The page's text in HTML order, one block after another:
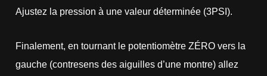
Ajustez la pression à une valeur déterminée (3PSI).
Finalement, en tournant le potentiomètre ZÉRO vers la
gauche (contresens des aiguilles d’une montre) allez